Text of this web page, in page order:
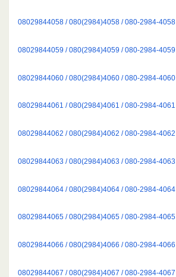
08029844058 / 080(2984)4058 / 080-2984-4058
08029844059 / 080(2984)4059 / 080-2984-4059
08029844060 / 080(2984)4060 / 080-2984-4060
08029844061 / 080(2984)4061 / 080-2984-4061
08029844062 / 080(2984)4062 / 080-2984-4062
08029844063 / 080(2984)4063 / 080-2984-4063
08029844064 / 080(2984)4064 / 080-2984-4064
08029844065 / 080(2984)4065 / 080-2984-4065
08029844066 / 080(2984)4066 / 080-2984-4066
08029844067 / 080(2984)4067 / 080-2984-4067